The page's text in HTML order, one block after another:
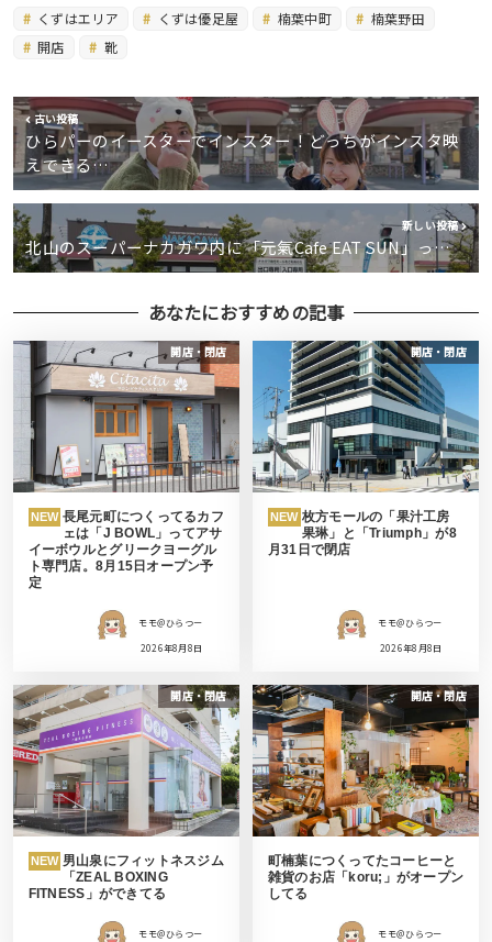
くずはエリア くずは優足屋 楠葉中町
楠葉野田
開店
靴
古い投稿
ひらパーのイースターでインスター！どっちがインスタ映
えできる…
新しい投稿
北山のスーパーナカガワ内に「元氣Cafe EAT SUN」っ…
あなたにおすすめの記事
開店・閉店
NEW 長尾元町につくってるカフ
ェは「J BOWL」ってアサ
イーボウルとグリークヨーグル
ト専門店。8月15日オープン予
定
モモ＠ひらつー
2026年8月8日
開店・閉店
NEW 枚方モールの「果汁工房
果琳」と「Triumph」が8
月31日で閉店
モモ＠ひらつー
2026年8月8日
開店・閉店
NEW 男山泉にフィットネスジム
「ZEAL BOXING
FITNESS」ができてる
モモ＠ひらつー
開店・閉店
町楠葉につくってたコーヒーと
雑貨のお店「koru;」がオープン
してる
モモ＠ひらつー